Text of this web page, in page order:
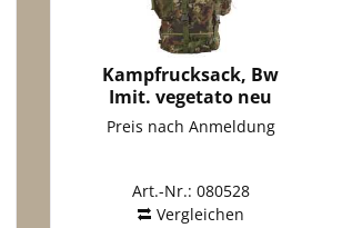
Kampfrucksack, Bw
Imit. vegetato neu
Preis nach Anmeldung
Art.-Nr.: 080528
Vergleichen